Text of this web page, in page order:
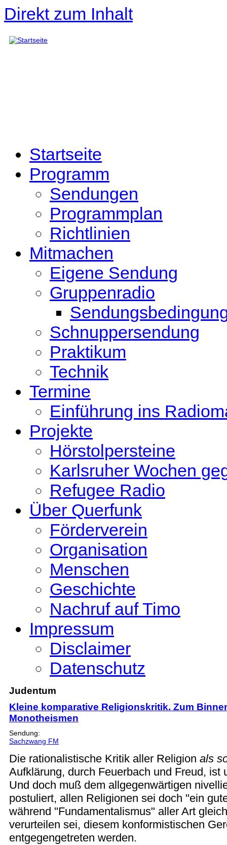
Direkt zum Inhalt
Startseite
Programm
Sendungen
Programmplan
Richtlinien
Mitmachen
Eigene Sendung
Gruppenradio
Schnuppersendung
Praktikum
Technik
Termine
Einführung ins
Projekte
Hörstolpersteine
Karlsruher Wochen
Refugee Radio
Über Querfunk
Förderverein
Organisation
Menschen
Geschichte
Nachruf auf Timo
Impressum
Disclaimer
Datenschutz
Judentum
Kleine komparative Religionskritik. Zum
Monotheismen
Sendung:
Sachzwang FM
Die rationalistische Kritik aller Religion als
Aufklärung, durch Feuerbach und Freud, ist
Und doch muß dem allgegenwärtigen
postuliert, allen Religionen sei doch "ein
während "Fundamentalismus" aller Art
verurteilen sei, diesem konformistischen
entgegengetreten werden.